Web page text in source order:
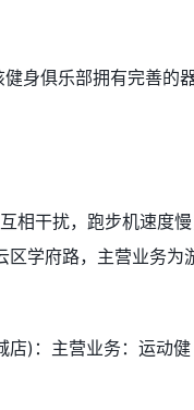
身俱乐部拥有完善的
相干扰，跑步机速度慢
区学府路，主营业务为
店)：主营业务：运动健